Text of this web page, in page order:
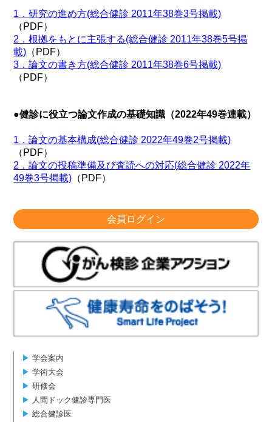
1．研究の進め方(総合健診 2011年38巻3号掲載)
（PDF）
2．根拠をもとに主張する(総合健診 2011年38巻5号掲
載) （PDF）
3．論文の書き方(総合健診 2011年38巻6号掲載)
（PDF）
●健診に役立つ論文作成の基礎知識（2022年49巻連載）
1．論文の基本構成(総合健診 2022年49巻2号掲載)
（PDF）
2．論文の投稿準備及び査読への対応(総合健診 2022年
49巻3号掲載) （PDF）
会員ログイン
▶︎ 学会案内
▶︎ 学術大会
▶︎ 研修会
▶︎ 人間ドック健診専門医
▶︎ 総合健診医